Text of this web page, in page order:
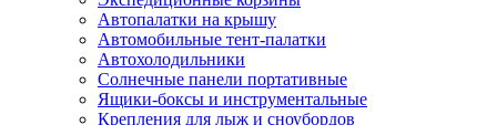
Автопалатки на крышу
Автомобильные тент-палатки
Автохолодильники
Солнечные панели портативные
Ящики-боксы и инструментальные
Крепления для лыж и сноубордов